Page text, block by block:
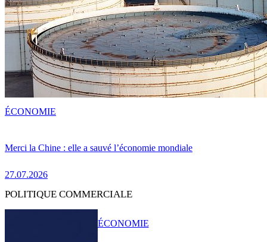
Merci la Chine : elle a sauvé l’économie mondiale
27.07.2026
ÉCONOMIE
POLITIQUE COMMERCIALE
ÉCONOMIE